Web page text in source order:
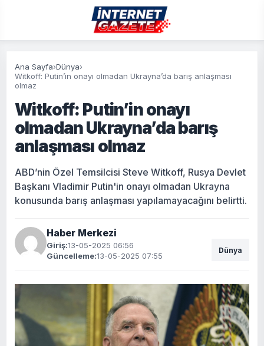
Ana Sayfa›Dünya›
Witkoff: Putin’in onayı olmadan Ukrayna’da barış anlaşması
olmaz
Witkoff: Putin’in onayı
olmadan Ukrayna’da barış
anlaşması olmaz
ABD’nin Özel Temsilcisi Steve Witkoff, Rusya Devlet
Başkanı Vladimir Putin'in onayı olmadan Ukrayna
konusunda barış anlaşması yapılamayacağını belirtti.
Haber Merkezi
Giriş:13-05-2025 06:56
Güncelleme:13-05-2025 07:55
Dünya